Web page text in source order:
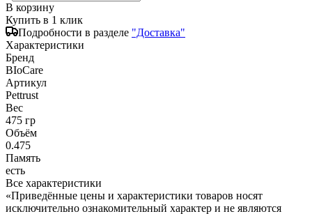
В корзину
Купить в 1 клик
Подробности в разделе "Доставка"
Характеристики
Бренд
BIoCare
Артикул
Pettrust
Вес
475 гр
Объём
0.475
Память
есть
Все характеристики
«Приведённые цены и характеристики товаров носят
исключительно ознакомительный характер и не являются